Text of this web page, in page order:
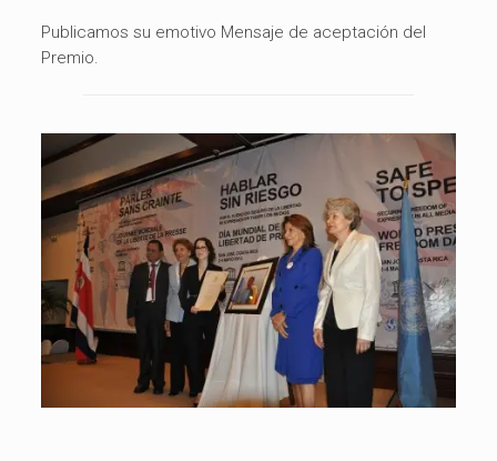
Publicamos su emotivo Mensaje de aceptación del
Premio.